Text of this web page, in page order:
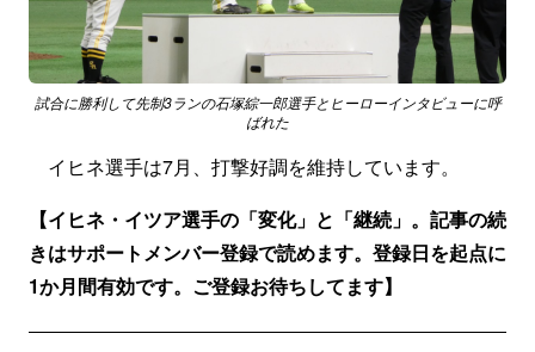
試合に勝利して先制3ランの石塚綜一郎選手とヒーローインタビューに呼
ばれた
イヒネ選手は7月、打撃好調を維持しています。
【イヒネ・イツア選手の「変化」と「継続」。記事の続
きはサポートメンバー登録で読めます。登録日を起点に
1か月間有効です。ご登録お待ちしてます】